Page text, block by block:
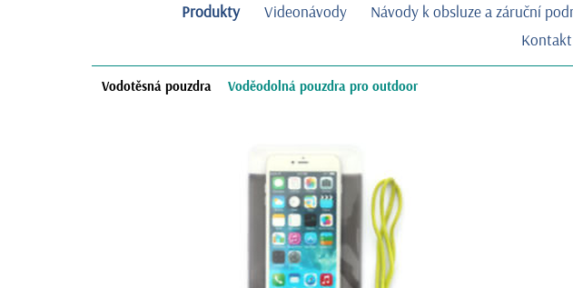
Produkty Videonávody Návody k obsluze a záruční
Vodotěsná pouzdra Voděodolná pouzdra pro outdoor